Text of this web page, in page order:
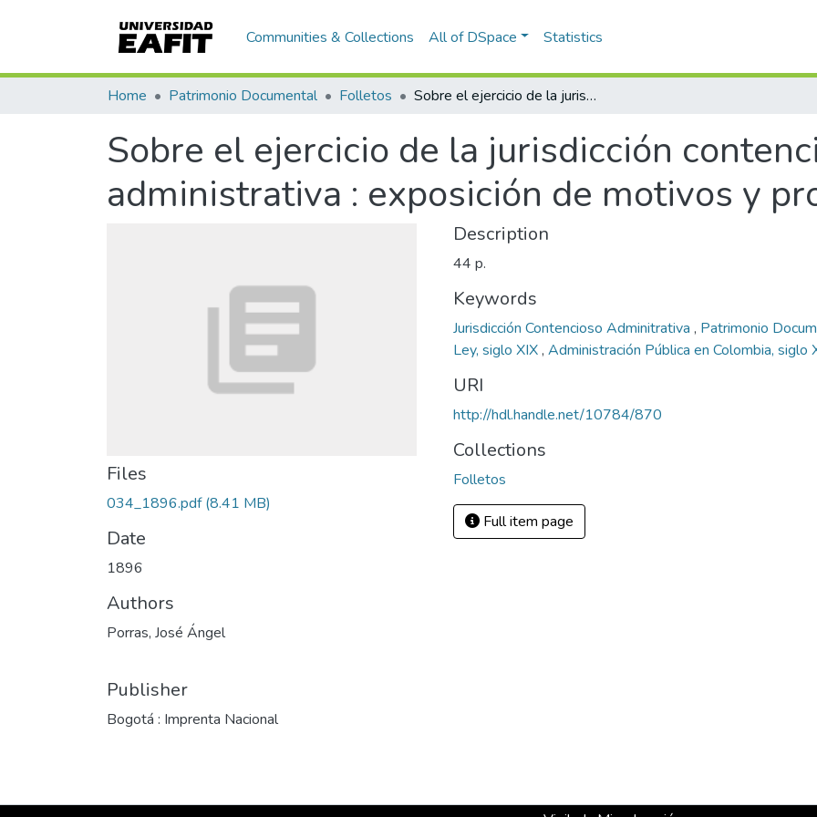
Communities & Collections All of DSpace Statistics
Home Patrimonio Documental Folletos Sobre el ejercicio de la jurisdicción contencioso-administrativa : exposición de motivos y proyecto de ley
Sobre el ejercicio de la jurisdicción
administrativa : exposición de motivos y
Files
034_1896.pdf(8.41 MB)
Date
1896
Authors
Porras, José Ángel
Publisher
Bogotá : Imprenta Nacional
Description
44 p.
Keywords
Jurisdicción Contencioso Adminitrativa , Patrimonio
Ley, siglo XIX, Administración Pública en Colombia, siglo
URI
http://hdl.handle.net/10784/870
Collections
Folletos
Full item page